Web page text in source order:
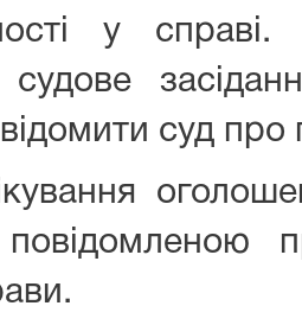
у
судове
суд про
повідомленою